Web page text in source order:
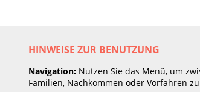
HINWEISE ZUR BENUTZUNG
Navigation: Nutzen Sie das Menü, um
Familien, Nachkommen oder Vorfahren